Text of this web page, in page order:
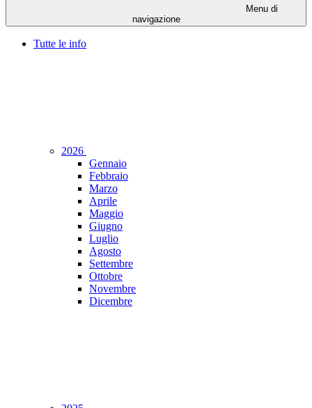
Menu di
navigazione
Tutte le info
2026
Gennaio
Febbraio
Marzo
Aprile
Maggio
Giugno
Luglio
Agosto
Settembre
Ottobre
Novembre
Dicembre